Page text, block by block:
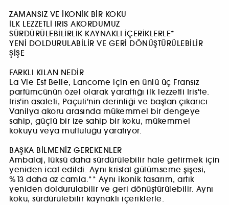
ZAMANSIZ VE İKONİK BİR KOKU
İLK LEZZETLİ IRIS AKORDUMUZ
SÜRDÜRÜLEBİLİRLİK KAYNAKLI İÇERİKLERLE*
YENİ DOLDURULABİLİR VE GERİ DÖNÜŞTÜRÜLEBİLİR
ŞİŞE
FARKLI KILAN NEDİR
La Vie Est Belle, Lancome için en ünlü üç Fransız
parfümcünün özel olarak yarattığı ilk lezzetli Iris'te.
Iris'in asaleti, Paçuli'nin derinliği ve baştan çıkarıcı
Vanilya akoru arasında mükemmel bir dengeye
sahip, güçlü bir ize sahip bir koku, mükemmel
kokuyu veya mutluluğu yaratıyor.
BAŞKA BİLMENİZ GEREKENLER
Ambalaj, lüksü daha sürdürülebilir hale getirmek için
yeniden icat edildi. Aynı kristal gülümseme şişesi,
%13 daha az camla.** Aynı ikonik tasarım, artık
yeniden doldurulabilir ve geri dönüştürülebilir. Aynı
koku, sürdürülebilir kaynaklı içeriklerle.